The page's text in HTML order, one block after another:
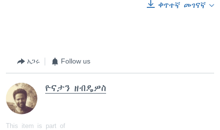
ቀጥተኛ መገናኛ
አጋሩ Follow us
ዮናታን ዘብዴዎስ
This item is part of